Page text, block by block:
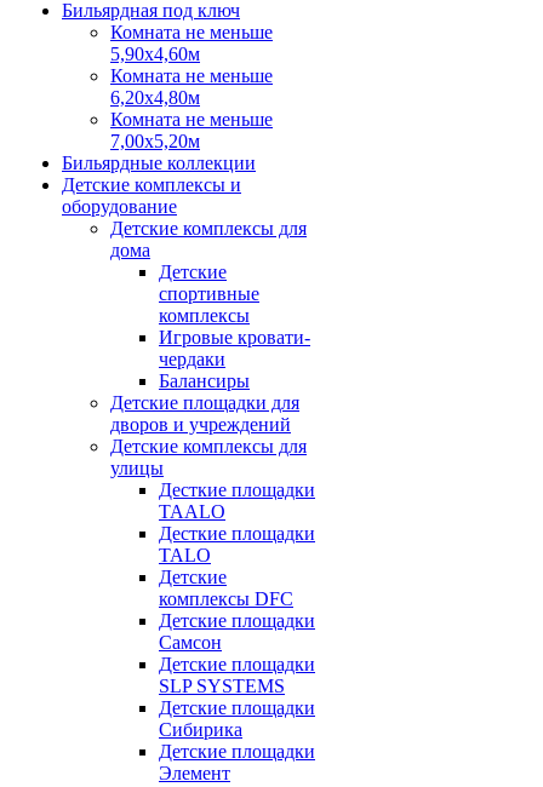
Бильярдная под ключ
Комната не меньше
5,90х4,60м
Комната не меньше
6,20х4,80м
Комната не меньше
7,00х5,20м
Бильярдные коллекции
Детские комплексы и
оборудование
Детские комплексы для
дома
Детские
спортивные
комплексы
Игровые кровати-
чердаки
Балансиры
Детские площадки для
дворов и учреждений
Детские комплексы для
улицы
Десткие площадки
TAALO
Десткие площадки
TALO
Детские
комплексы DFC
Детские площадки
Самсон
Детские площадки
SLP SYSTEMS
Детские площадки
Сибирика
Детские площадки
Элемент